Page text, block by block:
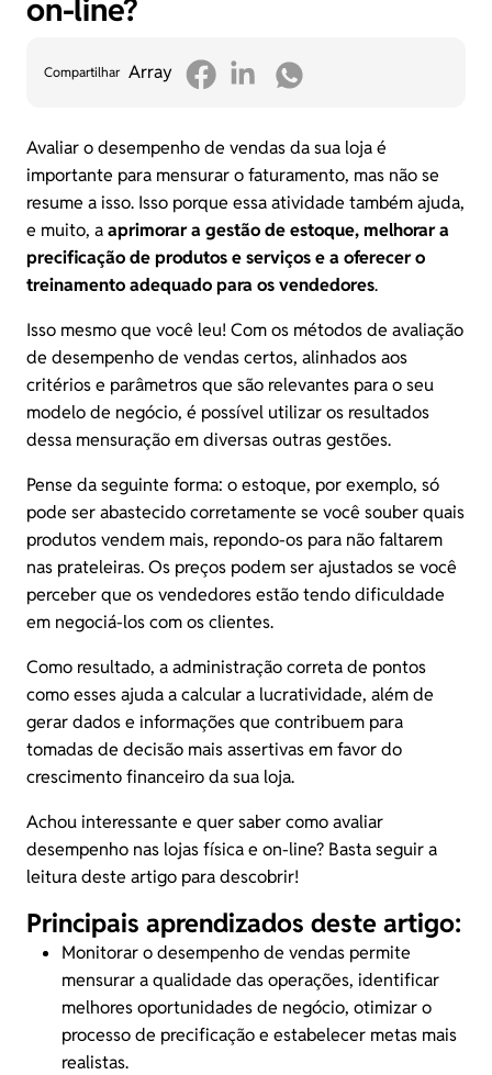
on-line?
Compartilhar Array
Avaliar o desempenho de vendas da sua loja é
importante para mensurar o faturamento, mas não se
resume a isso. Isso porque essa atividade também ajuda,
e muito, aaprimorar a gestão de estoque, melhorar a
precificação de produtos e serviços e a oferecer o
treinamento adequado para os vendedores.
Isso mesmo que você leu! Com os métodos de avaliação
de desempenho de vendas certos, alinhados aos
critérios e parâmetros que são relevantes para o seu
modelo de negócio, é possível utilizar os resultados
dessa mensuração em diversas outras gestões.
Pense da seguinte forma: o estoque, por exemplo, só
pode ser abastecido corretamente se você souber quais
produtos vendem mais, repondo-os para não faltarem
nas prateleiras. Os preços podem ser ajustados se você
perceber que os vendedores estão tendo dificuldade
em negociá-los com os clientes.
Como resultado, a administração correta de pontos
como esses ajuda a calcular a lucratividade, além de
gerar dados e informações que contribuem para
tomadas de decisão mais assertivas em favor do
crescimento financeiro da sua loja.
Achou interessante e quer saber como avaliar
desempenho nas lojas física e on-line? Basta seguir a
leitura deste artigo para descobrir!
Principais aprendizados deste artigo:
Monitorar o desempenho de vendas permite
mensurar a qualidade das operações, identificar
melhores oportunidades de negócio, otimizar o
processo de precificaçãoe estabelecer metas mais
realistas.